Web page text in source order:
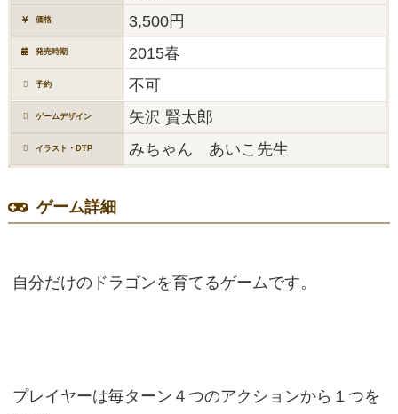
価格 3,500円
発売時期 2015春
予約 不可
ゲームデザイン 矢沢 賢太郎
イラスト・DTP みちゃん あいこ先生
ゲーム詳細
自分だけのドラゴンを育てるゲームです。
プレイヤーは毎ターン４つのアクションから１つを